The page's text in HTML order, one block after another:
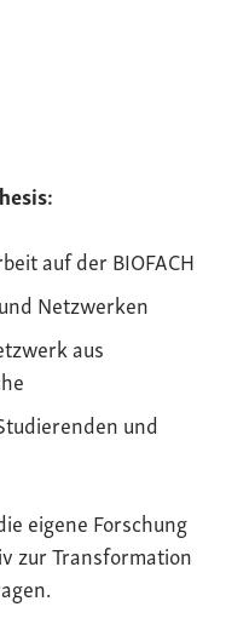
auf der BIOFACH
Netzwerken
aus
und
eigene Forschung
zur Transformation